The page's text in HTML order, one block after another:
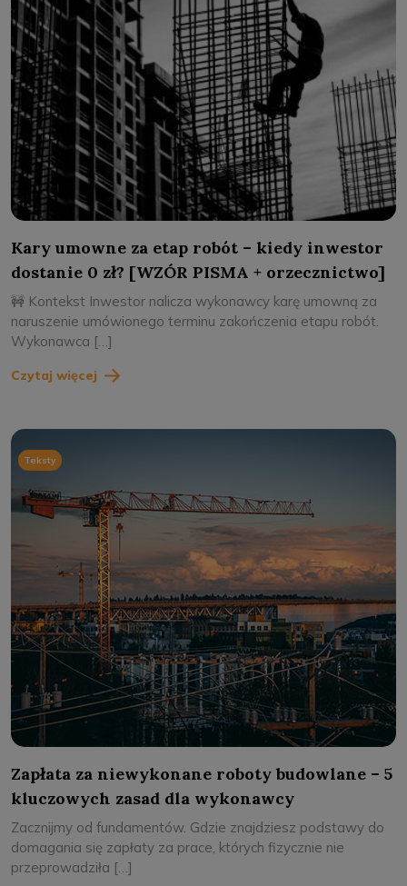
Kary umowne za etap robót – kiedy inwestor
dostanie 0 zł? [WZÓR PISMA + orzecznictwo]
🚧 Kontekst Inwestor nalicza wykonawcy karę umowną za
naruszenie umówionego terminu zakończenia etapu robót.
Wykonawca […]
Czytaj więcej
Teksty
Zapłata za niewykonane roboty budowlane – 5
kluczowych zasad dla wykonawcy
Zacznijmy od fundamentów. Gdzie znajdziesz podstawy do
domagania się zapłaty za prace, których fizycznie nie
przeprowadziła […]